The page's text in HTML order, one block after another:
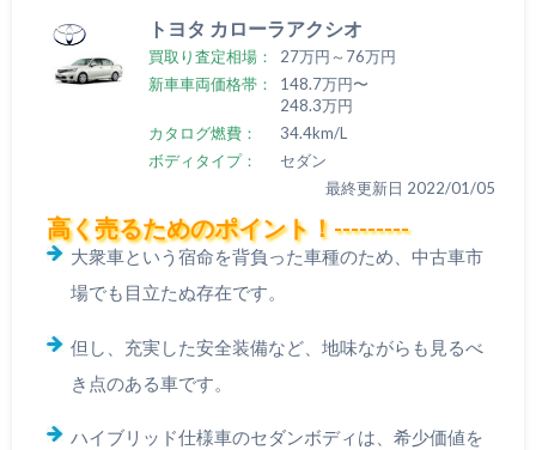
トヨタ カローラアクシオ
買取り査定相場：
27万円～76万円
新車車両価格帯：
148.7万円〜
248.3万円
カタログ燃費：
34.4km/L
ボディタイプ：
セダン
最終更新日 2022/01/05
高く売るためのポイント！---------
大衆車という宿命を背負った車種のため、中古車市
場でも目立たぬ存在です。
但し、充実した安全装備など、地味ながらも見るべ
き点のある車です。
ハイブリッド仕様車のセダンボディは、希少価値を